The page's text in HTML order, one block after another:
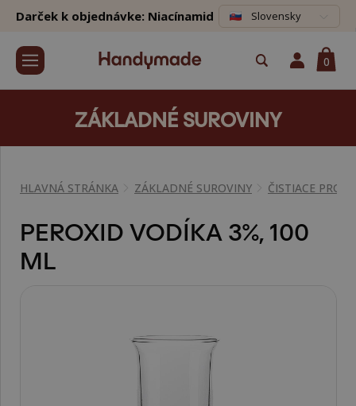
Darček k objednávke: Niacínamid Slovensky
0
ZÁKLADNÉ SUROVINY
HLAVNÁ STRÁNKA ZÁKLADNÉ SUROVINY ČISTIACE
PEROXID VODÍKA 3%, 100
ML